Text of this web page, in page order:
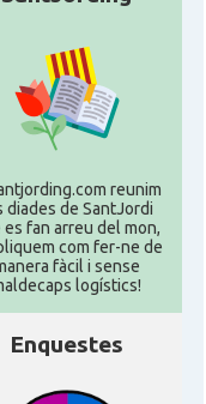
reunim
diades de SantJordi
es fan arreu del mon,
com fer-ne de
fàcil i sense
logí­stics!
Enquestes